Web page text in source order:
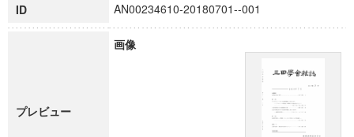
ID AN00234610-20180701--001
プレビュー
画像